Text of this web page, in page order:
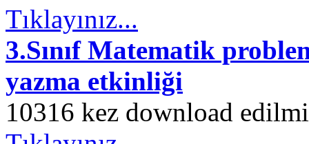
Tıklayınız...
3.Sınıf Matematik
yazma etkinliği
10316 kez download